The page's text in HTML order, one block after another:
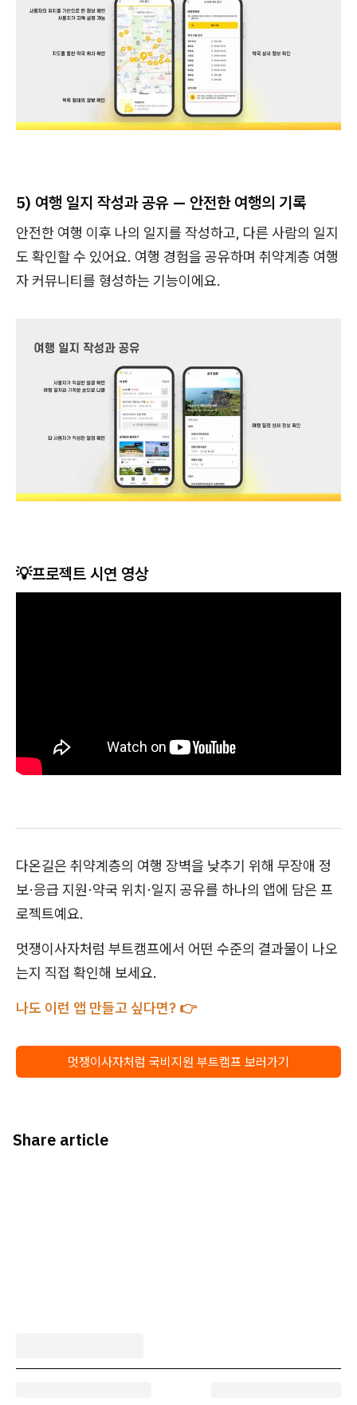
5) 여행 일지 작성과 공유 — 안전한 여행의 기록
안전한 여행 이후 나의 일지를 작성하고, 다른 사람의 일지
도 확인할 수 있어요. 여행 경험을 공유하며 취약계층 여행
자 커뮤니티를 형성하는 기능이에요.
💡프로젝트 시연 영상
다온길은 취약계층의 여행 장벽을 낮추기 위해 무장애 정
보·응급 지원·약국 위치·일지 공유를 하나의 앱에 담은 프
로젝트예요.
멋쟁이사자처럼 부트캠프에서 어떤 수준의 결과물이 나오
는지 직접 확인해 보세요.
나도 이런 앱 만들고 싶다면? 👉
멋쟁이사자처럼 국비지원 부트캠프 보러가기
Share article